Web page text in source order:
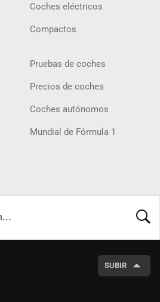
Coches eléctricos
Compactos
Pruebas de coches
Precios de coches
Coches autónomos
Mundial de Fórmula 1
SUBIR